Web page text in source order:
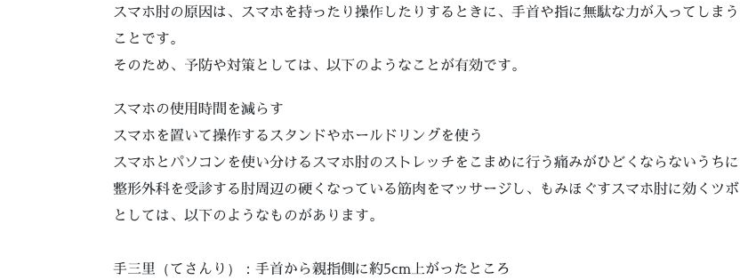
スマホ肘の原因は、スマホを持ったり操作したりするときに、手首や指に無駄な力が入ってしまう
ことです。
そのため、予防や対策としては、以下のようなことが有効です。
スマホの使用時間を減らす
スマホを置いて操作するスタンドやホールドリングを使う
スマホとパソコンを使い分けるスマホ肘のストレッチをこまめに行う痛みがひどくならないうちに
整形外科を受診する肘周辺の硬くなっている筋肉をマッサージし、もみほぐすスマホ肘に効くツボ
としては、以下のようなものがあります。
手三里（てさんり）：手首から親指側に約5cm上がったところ